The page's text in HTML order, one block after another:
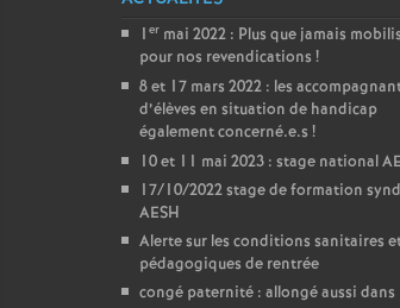
1 er mai 2022 : Plus que jamais
pour nos revendications !
8 et 17 mars 2022 : les
d’élèves en situation de handicap
également concerné.e.s !
10 et 11 mai 2023 : stage national
17/10/2022 stage de formation
AESH
Alerte sur les conditions sanitaires
pédagogiques de rentrée
congé paternité : allongé aussi dans